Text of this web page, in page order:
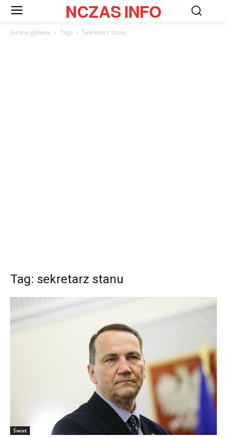
NCZASINFO
Strona główna Tagi Sekretarz stanu
Tag: sekretarz stanu
Świat